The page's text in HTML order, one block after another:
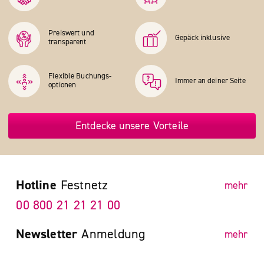
Preiswert und
transparent
Gepäck inklusive
Flexible Buchungs­
optionen
Immer an deiner Seite
Entdecke unsere Vorteile
Hotline Festnetz mehr
00 800 21 21 21 00
Newsletter Anmeldung mehr